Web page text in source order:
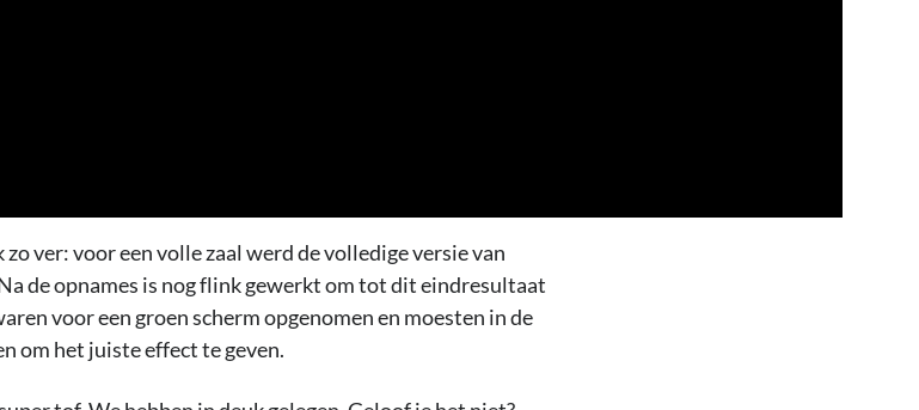
ver: voor een volle zaal werd de volledige versie van
de opnames is nog flink gewerkt om tot dit eindresultaat
voor een groen scherm opgenomen en moesten in de
om het juiste effect te geven.